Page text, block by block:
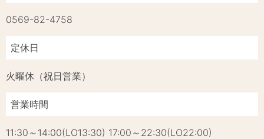
0569-82-4758
定休日
火曜休（祝日営業）
営業時間
11:30～14:00(LO13:30) 17:00～22:30(LO22:00)